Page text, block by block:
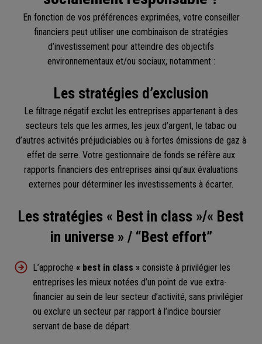
En fonction de vos préférences exprimées, votre conseiller
financiers peut utiliser une combinaison de stratégies
d’investissement pour atteindre des objectifs
environnementaux et/ou sociaux, notamment :
Les stratégies d’exclusion
Le filtrage négatif exclut les entreprises appartenant à des
secteurs tels que les armes, les jeux d’argent, le tabac ou
d’autres activités préjudiciables ou à fortes émissions de gaz à
effet de serre. Votre gestionnaire de fonds se réfère aux
rapports financiers des entreprises ainsi qu’aux évaluations
externes pour déterminer les investissements à écarter.
Les stratégies « Best in class »/« Best
in universe » / “Best effort”
L’approche « best in class » consiste à privilégier les
entreprises les mieux notées d’un point de vue extra-
financier au sein de leur secteur d’activité, sans privilégier
ou exclure un secteur par rapport à l’indice boursier
servant de base de départ.